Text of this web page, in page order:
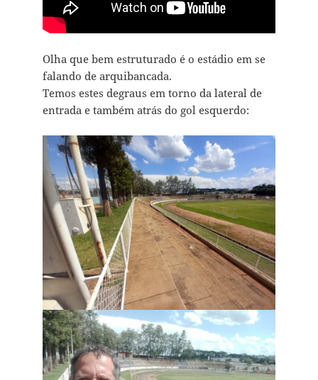
Olha que bem estruturado é o estádio em se
falando de arquibancada.
Temos estes degraus em torno da lateral de
entrada e também atrás do gol esquerdo: